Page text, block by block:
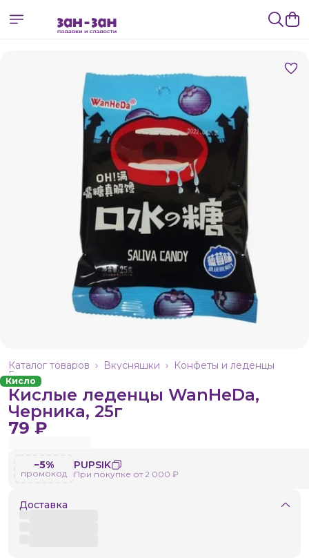
Конфеты и леденцы
Вкусняшки ›
Каталог товаров ›
Главная
Кисло
Кислые леденцы WanHeDa,
Черника, 25г
79 ₽
−5%
промокод
PUPSIK
При покупке от 2 000 ₽
Доставка